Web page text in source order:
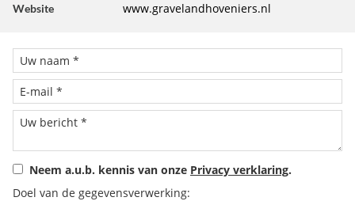
Website www.gravelandhoveniers.nl
Neem a.u.b. kennis van onze Privacy verklaring.
Doel van de gegevensverwerking: